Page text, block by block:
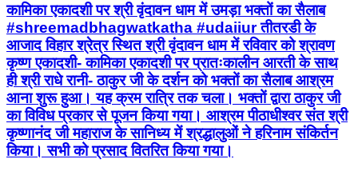
कामिका एकादशी पर श्री वृंदावन धाम में उमड़ा भक्तों का सैलाब
#shreemadbhagwatkatha #udaiiur तीतरडी के
आजाद विहार श्रेत्र स्थित श्री वृंदावन धाम में रविवार को श्रावण
कृष्ण एकादशी- कामिका एकादशी पर प्रातःकालीन आरती के साथ
ही श्री राधे रानी- ठाकुर जी के दर्शन को भक्तों का सैलाब आश्रम
आना शुरू हुआ। यह क्रम रात्रि तक चला। भक्तों द्वारा ठाकुर जी
का विविध प्रकार से पूजन किया गया। आश्रम पीठाधीश्वर संत श्री
कृष्णानंद जी महाराज के सानिध्य में श्रद्धालुओं ने हरिनाम संकिर्तन
किया। सभी को प्रसाद वितरित किया गया।